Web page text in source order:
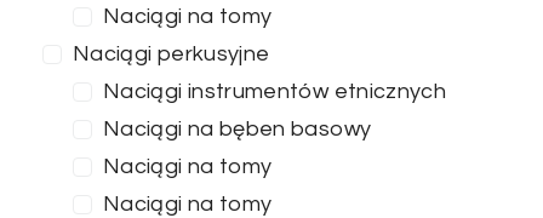
Naciągi na tomy
Naciągi perkusyjne
Naciągi instrumentów etnicznych
Naciągi na bęben basowy
Naciągi na tomy
Naciągi na tomy